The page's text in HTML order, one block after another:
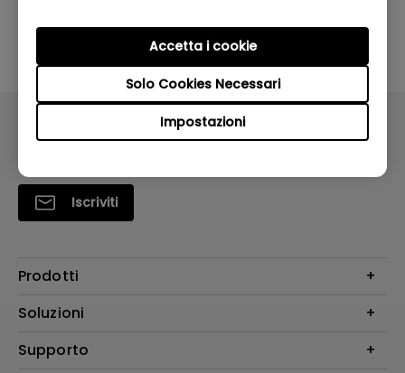
Impostazioni
Solo Cookies Necessari
Accetta i cookie
Iscriviti
Prodotti
Videoproiettori
Illuminazione
Soluzioni
Education/Formazione
Supporto